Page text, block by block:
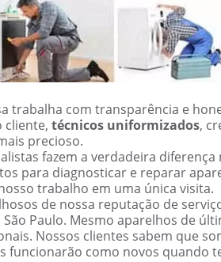
trabalha com transparência e
cliente, técnicos uniformizados,
precioso.
fazem a verdadeira
para diagnosticar e reparar
trabalho em uma única visita.
de nossa reputação de
Paulo. Mesmo aparelhos de
Nossos clientes sabem que
funcionarão como novos quando